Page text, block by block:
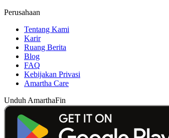
Perusahaan
Tentang Kami
Karir
Ruang Berita
Blog
FAQ
Kebijakan Privasi
Amartha Care
Unduh AmarthaFin